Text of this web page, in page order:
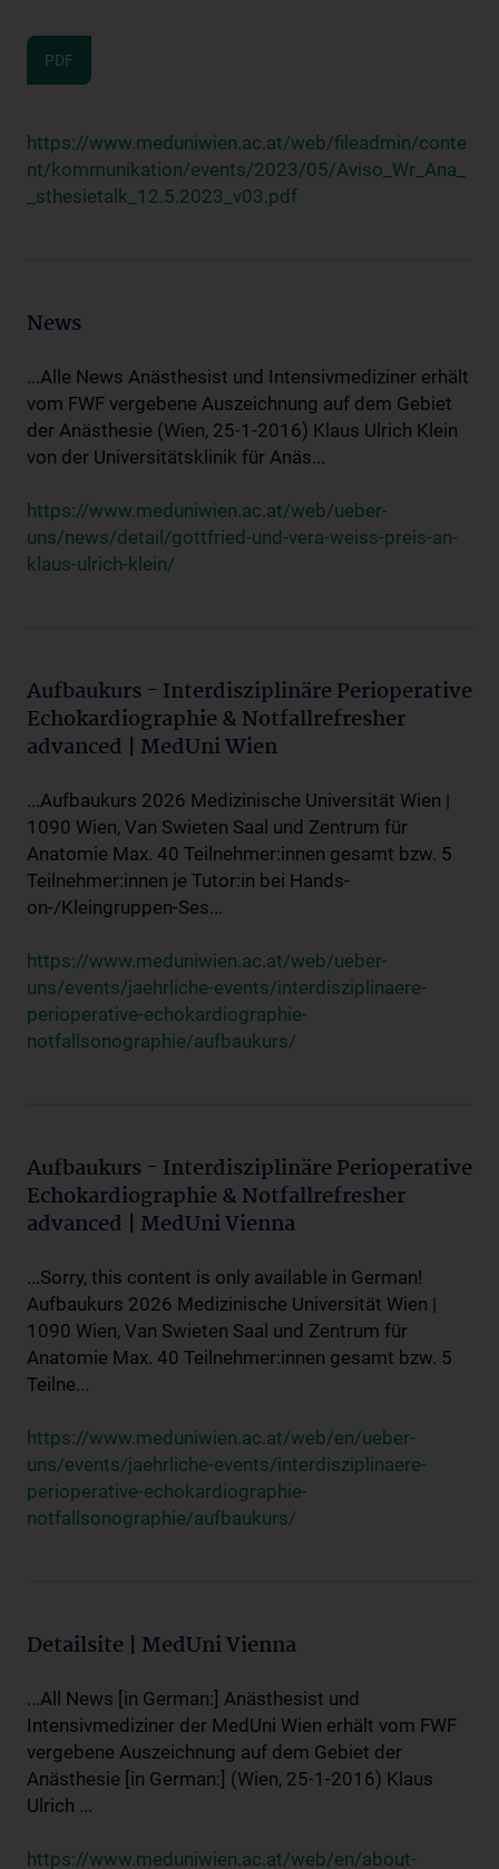
PDF
https://www.meduniwien.ac.at/web/fileadmin/conte
nt/kommunikation/events/2023/05/Aviso_Wr_Ana_
_sthesietalk_12.5.2023_v03.pdf
News
...Alle News Anästhesist und Intensivmediziner erhält
vom FWF vergebene Auszeichnung auf dem Gebiet
der Anästhesie (Wien, 25-1-2016) Klaus Ulrich Klein
von der Universitätsklinik für Anäs...
https://www.meduniwien.ac.at/web/ueber-
uns/news/detail/gottfried-und-vera-weiss-preis-an-
klaus-ulrich-klein/
Aufbaukurs - Interdisziplinäre Perioperative
Echokardiographie & Notfallrefresher
advanced | MedUni Wien
...Aufbaukurs 2026 Medizinische Universität Wien |
1090 Wien, Van Swieten Saal und Zentrum für
Anatomie Max. 40 Teilnehmer:innen gesamt bzw. 5
Teilnehmer:innen je Tutor:in bei Hands-
on-/Kleingruppen-Ses...
https://www.meduniwien.ac.at/web/ueber-
uns/events/jaehrliche-events/interdisziplinaere-
perioperative-echokardiographie-
notfallsonographie/aufbaukurs/
Aufbaukurs - Interdisziplinäre Perioperative
Echokardiographie & Notfallrefresher
advanced | MedUni Vienna
...Sorry, this content is only available in German!
Aufbaukurs 2026 Medizinische Universität Wien |
1090 Wien, Van Swieten Saal und Zentrum für
Anatomie Max. 40 Teilnehmer:innen gesamt bzw. 5
Teilne...
https://www.meduniwien.ac.at/web/en/ueber-
uns/events/jaehrliche-events/interdisziplinaere-
perioperative-echokardiographie-
notfallsonographie/aufbaukurs/
Detailsite | MedUni Vienna
...All News [in German:] Anästhesist und
Intensivmediziner der MedUni Wien erhält vom FWF
vergebene Auszeichnung auf dem Gebiet der
Anästhesie [in German:] (Wien, 25-1-2016) Klaus
Ulrich ...
https://www.meduniwien.ac.at/web/en/about-